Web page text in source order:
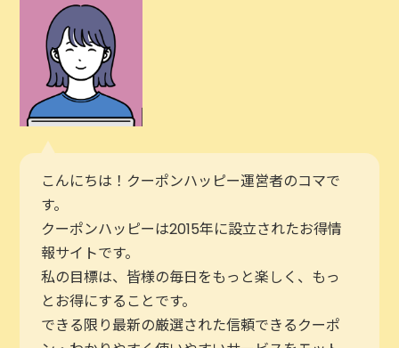
こんにちは！クーポンハッピー運営者のコマで
す。
クーポンハッピーは2015年に設立されたお得情
報サイトです。
私の目標は、皆様の毎日をもっと楽しく、もっ
とお得にすることです。
できる限り最新の厳選された信頼できるクーポ